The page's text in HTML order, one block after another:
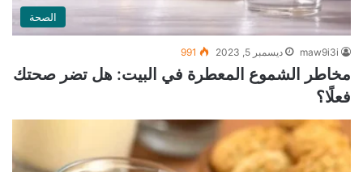
الصحة
maw9i3i ديسمبر 5, 2023 991
مخاطر الشموع المعطرة في البيت: هل تضر صحتك
فعلًا؟